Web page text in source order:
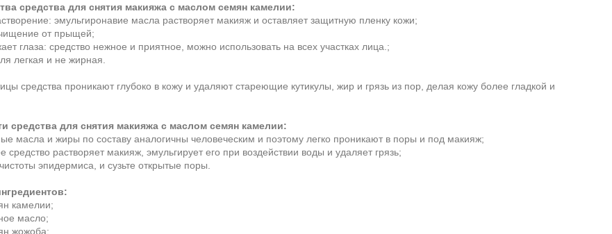
средства для снятия макияжа с маслом семян камелии:
эмульгиронавие масла растворяет макияж и оставляет защитную пленку кожи;
от прыщей;
глаза: средство нежное и приятное, можно использовать на всех участках лица.;
легкая и не жирная.
средства проникают глубоко в кожу и удаляют стареющие кутикулы, жир и грязь из пор, делая кожу более гладкой и
средства для снятия макияжа с маслом семян камелии:
масла и жиры по составу аналогичны человеческим и поэтому легко проникают в поры и под макияж;
растворяет макияж, эмульгирует его при воздействии воды и удаляет грязь;
эпидермиса, и сузьте открытые поры.
камелии;
масло;
жожоба;